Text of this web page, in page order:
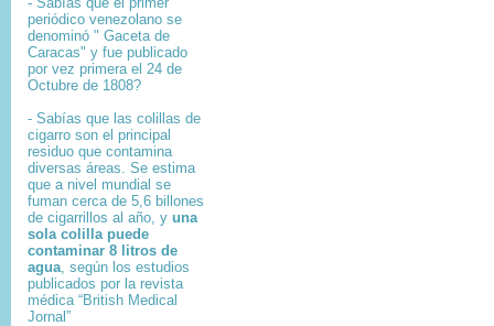
periódico venezolano se
denominó " Gaceta de
Caracas" y fue publicado
por vez primera el 24 de
Octubre de 1808?
- Sabías que l as colillas de
cigarro son el principal
residuo que contamina
diversas áreas. Se estima
que a nivel mundial se
fuman cerca de 5,6 billones
de cigarrillos al año, y una
sola colilla puede
contaminar 8 litros de
agua, según los estudios
publicados por la revista
médica “British Medical
Jornal”